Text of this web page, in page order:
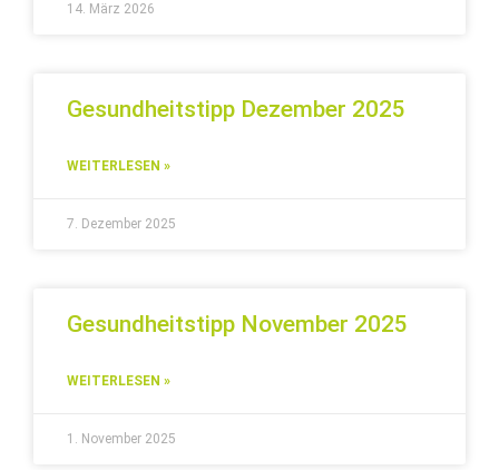
14. März 2026
Gesundheitstipp Dezember 2025
WEITERLESEN »
7. Dezember 2025
Gesundheitstipp November 2025
WEITERLESEN »
1. November 2025